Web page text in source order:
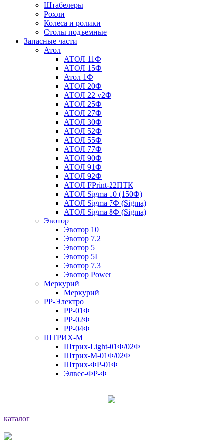
Штабелеры
Рохли
Колеса и ролики
Столы подъемные
Запасные части
Атол
АТОЛ 11Ф
АТОЛ 15Ф
Атол 1Ф
АТОЛ 20Ф
АТОЛ 22 v2Ф
АТОЛ 25Ф
АТОЛ 27Ф
АТОЛ 30Ф
АТОЛ 52Ф
АТОЛ 55Ф
АТОЛ 77Ф
АТОЛ 90Ф
АТОЛ 91Ф
АТОЛ 92Ф
АТОЛ FPrint-22ПТК
АТОЛ Sigma 10 (150Ф)
АТОЛ Sigma 7Ф (Sigma)
АТОЛ Sigma 8Ф (Sigma)
Эвотор
Эвотор 10
Эвотор 7.2
Эвотор 5
Эвотор 5I
Эвотор 7.3
Эвотор Power
Меркурий
Меркурий
РР-Электро
РР-01Ф
РР-02Ф
РР-04Ф
ШТРИХ-М
Штрих-Light-01Ф/02Ф
Штрих-М-01Ф/02Ф
Штрих-ФР-01Ф
Элвес-ФР-Ф
каталог